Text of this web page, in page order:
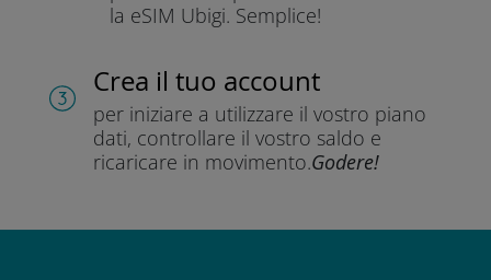
la eSIM Ubigi. Semplice!
Crea il tuo account
per iniziare a utilizzare il vostro piano
dati, controllare il vostro saldo e
ricaricare in movimento.Godere!